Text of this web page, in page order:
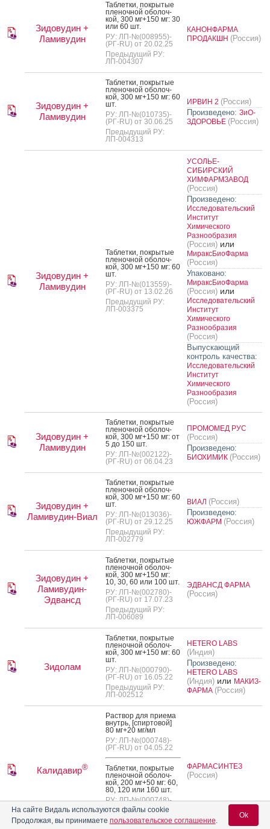
Зидовудин +
Ламивудин
Таб­летки, пок­ры­тые
пле­ноч­ной обо­лоч­
кой, 300 мг+150 мг: 30
или 60 шт.
РУ: ЛП-№(008955)-
(РГ-RU) от 20.02.25
Предыдущий РУ:
ЛП-004307
КАНОНФАРМА
ПРОДАКШН (Россия)
Зидовудин +
Ламивудин
Таб­летки, пок­ры­тые
пле­ноч­ной обо­лоч­
кой, 300 мг+150 мг: 60
шт.
РУ: ЛП-№(010735)-
(РГ-RU) от 30.06.25
Предыдущий РУ:
ЛП-004313
ИРВИН 2 (Россия)
Произведено: ЗиО-
ЗДОРОВЬЕ (Россия)
Зидовудин +
Ламивудин
Таб­летки, пок­ры­тые
пле­ноч­ной обо­лоч­
кой, 300 мг+150 мг: 60
шт.
РУ: ЛП-№(013559)-
(РГ-RU) от 13.02.26
Предыдущий РУ:
ЛП-003375
УСОЛЬЕ-
СИБИРСКИЙ
ХИМФАРМЗАВОД
(Россия)
Произведено:
Исследовательский
Институт
Химического
Разнообразия
(Россия) или
МираксБиоФарма
(Россия)
Упаковано:
МираксБиоФарма
(Россия) или
Исследовательский
Институт
Химического
Разнообразия
(Россия)
Выпускающий
контроль качества:
Исследовательский
Институт
Химического
Разнообразия
(Россия)
Зидовудин +
Ламивудин
Таб­летки, пок­ры­тые
пле­ноч­ной обо­лоч­
кой, 300 мг+150 мг: от
5 до 150 шт.
РУ: ЛП-№(002122)-
(РГ-RU) от 06.04.23
ПРОМОМЕД РУС
(Россия)
Произведено:
БИОХИМИК (Россия)
Зидовудин +
Ламивудин-Виал
Таб­летки, пок­ры­тые
пле­ноч­ной обо­лоч­
кой, 300 мг+150 мг: 60
шт.
РУ: ЛП-№(013036)-
(РГ-RU) от 29.12.25
Предыдущий РУ:
ЛП-002779
ВИАЛ (Россия)
Произведено:
ЮЖФАРМ (Россия)
Зидовудин +
Ламивудин-
Эдвансд
Таб­летки, пок­ры­тые
пле­ноч­ной обо­лоч­
кой, 300 мг+150 мг:
10, 30, 60 или 100 шт.
РУ: ЛП-№(002780)-
(РГ-RU) от 17.07.23
Предыдущий РУ:
ЛП-006089
ЭДВАНСД ФАРМА
(Россия)
Зидолам
Таб­летки, пок­ры­тые
пле­ноч­ной обо­лоч­
кой, 300 мг+150 мг: 60
шт.
РУ: ЛП-№(000790)-
(РГ-RU) от 16.05.22
Предыдущий РУ:
ЛП-002512
HETERO LABS
(Индия)
Произведено:
HETERO LABS
(Индия) или МАКИЗ-
ФАРМА (Россия)
Калидавир®
Рас­твор для при­ема
внутрь, [спир­то­вой]
80 мг+20 мг/мл
РУ: ЛП-№(000748)-
(РГ-RU) от 04.05.22
Таб­летки, пок­ры­тые
пле­ноч­ной обо­лоч­
кой, 200 мг+50 мг: 60,
80, 120 или 160 шт.
РУ: ЛП-№(000748)-
(РГ-RU) от 04.05.22
Предыдущий РУ:
ЛП-004303
ФАРМАСИНТЕЗ
(Россия)
На сайте Видаль используются файлы cookie
Продолжая, вы принимаете пользовательское соглашение.
Ok